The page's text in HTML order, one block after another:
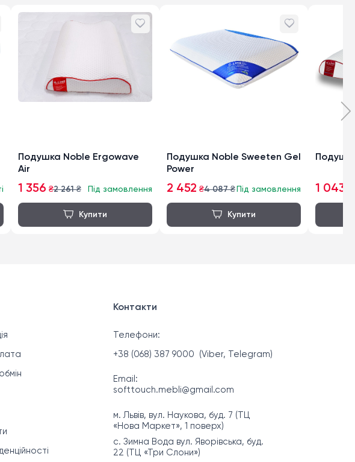
Подушка Noble Ergowave
Air
1 356 ₴2 261₴ Під замовлення
Подушка Noble Sweeten Gel
Power
2 452 ₴4 087₴ Під замовлення 1 043
Контакти
Телефони:
+38 (068) 387 9000 (Viber, Telegram)
Email:
softtouch.mebli@gmail.com
м. Львів, вул. Наукова, буд. 7 (ТЦ
«Нова Маркет», 1 поверх)
с. Зимна Вода вул. Яворівська, буд.
22 (ТЦ «Три Слони»)